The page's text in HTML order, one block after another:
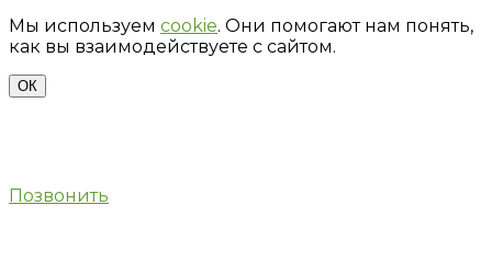
Мы используем cookie. Они помогают нам понять,
как вы взаимодействуете с сайтом.
ОК
Позвонить